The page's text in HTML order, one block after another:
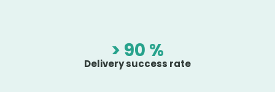
> 90 %
Delivery success rate